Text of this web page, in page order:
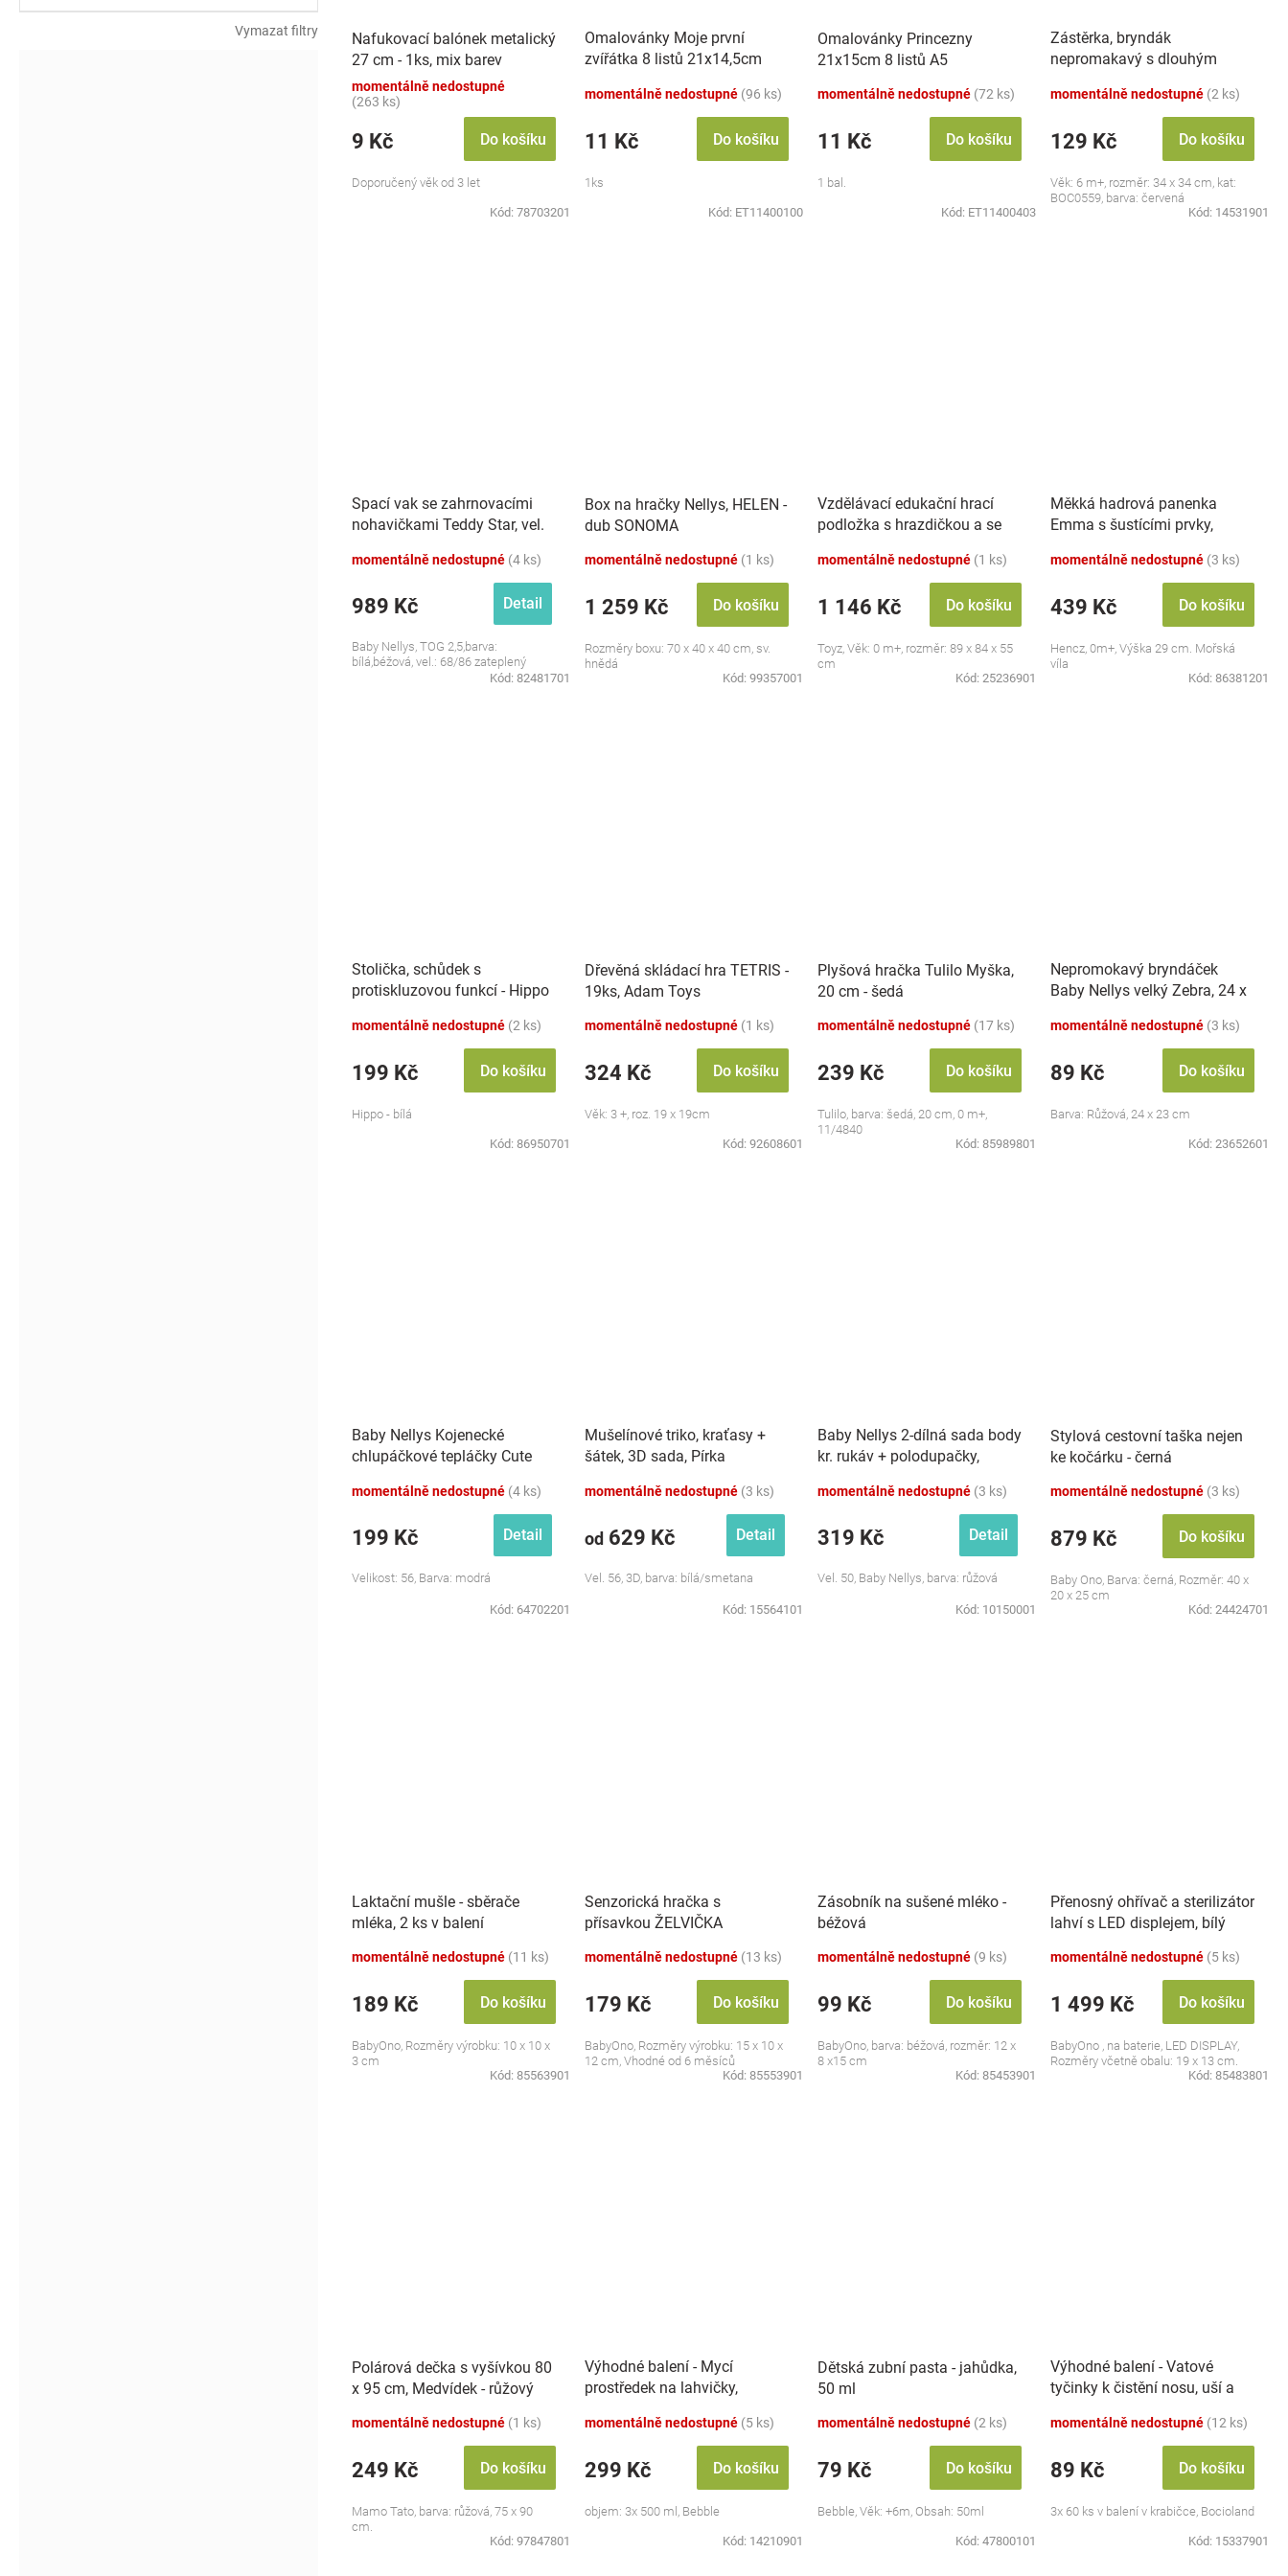
Vymazat filtry
Nafukovací balónek metalický
27 cm - 1ks, mix barev
momentálně nedostupné
(263 ks)
9 Kč Do košíku
Doporučený věk od 3 let
Kód: 78703201
Omalovánky Moje první
zvířátka 8 listů 21x14,5cm
momentálně nedostupné (96 ks)
11 Kč Do košíku
1ks
Kód: ET11400100
Omalovánky Princezny
21x15cm 8 listů A5
momentálně nedostupné (72 ks)
11 Kč Do košíku
1 bal.
Kód: ET11400403
Zástěrka, bryndák
nepromakavý s dlouhým
momentálně nedostupné (2 ks)
129 Kč Do košíku
Věk: 6 m+, rozměr: 34 x 34 cm, kat:
BOC0559, barva: červená
Kód: 14531901
Spací vak se zahrnovacími
nohavičkami Teddy Star, vel.
momentálně nedostupné (4 ks)
989 Kč Detail
Baby Nellys, TOG 2,5,barva:
bílá,béžová, vel.: 68/86 zateplený
Kód: 82481701
Box na hračky Nellys, HELEN -
dub SONOMA
momentálně nedostupné (1 ks)
1 259 Kč Do košíku
Rozměry boxu: 70 x 40 x 40 cm, sv.
hnědá
Kód: 99357001
Vzdělávací edukační hrací
podložka s hrazdičkou a se
momentálně nedostupné (1 ks)
1 146 Kč Do košíku
Toyz, Věk: 0 m+, rozměr: 89 x 84 x 55
cm
Kód: 25236901
Měkká hadrová panenka
Emma s šustícími prvky,
momentálně nedostupné (3 ks)
439 Kč Do košíku
Hencz, 0m+, Výška 29 cm. Mořská
víla
Kód: 86381201
Stolička, schůdek s
protiskluzovou funkcí - Hippo
momentálně nedostupné (2 ks)
199 Kč Do košíku
Hippo - bílá
Kód: 86950701
Dřevěná skládací hra TETRIS -
19ks, Adam Toys
momentálně nedostupné (1 ks)
324 Kč Do košíku
Věk: 3 +, roz. 19 x 19cm
Kód: 92608601
Plyšová hračka Tulilo Myška,
20 cm - šedá
momentálně nedostupné (17 ks)
239 Kč Do košíku
Tulilo, barva: šedá, 20 cm, 0 m+,
11/4840
Kód: 85989801
Nepromokavý bryndáček
Baby Nellys velký Zebra, 24 x
momentálně nedostupné (3 ks)
89 Kč Do košíku
Barva: Růžová, 24 x 23 cm
Kód: 23652601
Baby Nellys Kojenecké
chlupáčkové tepláčky Cute
momentálně nedostupné (4 ks)
199 Kč Detail
Velikost: 56, Barva: modrá
Kód: 64702201
Mušelínové triko, kraťasy +
šátek, 3D sada, Pírka
momentálně nedostupné (3 ks)
od 629 Kč Detail
Vel. 56, 3D, barva: bílá/smetana
Kód: 15564101
Baby Nellys 2-dílná sada body
kr. rukáv + polodupačky,
momentálně nedostupné (3 ks)
319 Kč Detail
Vel. 50, Baby Nellys, barva: růžová
Kód: 10150001
Stylová cestovní taška nejen
ke kočárku - černá
momentálně nedostupné (3 ks)
879 Kč Do košíku
Baby Ono, Barva: černá, Rozměr: 40 x
20 x 25 cm
Kód: 24424701
Laktační mušle - sběrače
mléka, 2 ks v balení
momentálně nedostupné (11 ks)
189 Kč Do košíku
BabyOno, Rozměry výrobku: 10 x 10 x
3 cm
Kód: 85563901
Senzorická hračka s
přísavkou ŽELVIČKA
momentálně nedostupné (13 ks)
179 Kč Do košíku
BabyOno, Rozměry výrobku: 15 x 10 x
12 cm, Vhodné od 6 měsíců
Kód: 85553901
Zásobník na sušené mléko -
béžová
momentálně nedostupné (9 ks)
99 Kč Do košíku
BabyOno, barva: béžová, rozměr: 12 x
8 x15 cm
Kód: 85453901
Přenosný ohřívač a sterilizátor
lahví s LED displejem, bílý
momentálně nedostupné (5 ks)
1 499 Kč Do košíku
BabyOno , na baterie, LED DISPLAY,
Rozměry včetně obalu: 19 x 13 cm.
Kód: 85483801
Polárová dečka s vyšívkou 80
x 95 cm, Medvídek - růžový
momentálně nedostupné (1 ks)
249 Kč Do košíku
Mamo Tato, barva: růžová, 75 x 90
cm.
Kód: 97847801
Výhodné balení - Mycí
prostředek na lahvičky,
momentálně nedostupné (5 ks)
299 Kč Do košíku
objem: 3x 500 ml, Bebble
Kód: 14210901
Dětská zubní pasta - jahůdka,
50 ml
momentálně nedostupné (2 ks)
79 Kč Do košíku
Bebble, Věk: +6m, Obsah: 50ml
Kód: 47800101
Výhodné balení - Vatové
tyčinky k čistění nosu, uší a
momentálně nedostupné (12 ks)
89 Kč Do košíku
3x 60 ks v balení v krabičce, Bocioland
Kód: 15337901